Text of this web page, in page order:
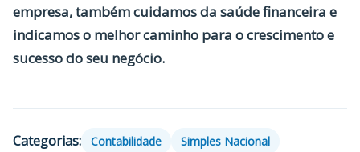
empresa, também cuidamos da saúde financeira e
indicamos o melhor caminho para o crescimento e
sucesso do seu negócio.
Categorias: Contabilidade Simples Nacional